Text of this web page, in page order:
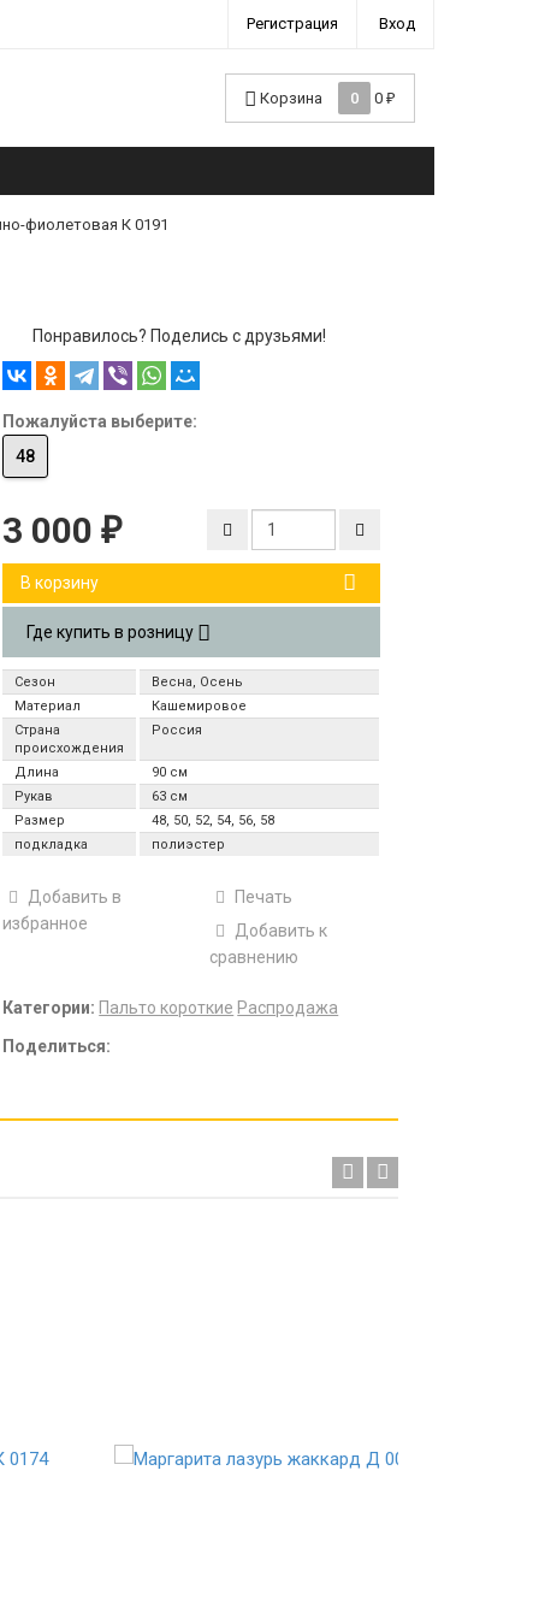
Регистрация Вход
Корзина 0 0 ₽
фиолетовая К 0191
Понравилось? Поделись с друзьями!
Пожалуйста выберите:
48
3 000₽
В корзину
Где купить в розницу
Сезон
Весна, Осень
Материал
Кашемировое
Страна
происхождения
Россия
Длина
90 см
Рукав
63 см
Размер
48, 50, 52, 54, 56, 58
подкладка
полиэстер
Добавить в
избранное
Печать
Добавить к
сравнению
Категории: Пальто короткие Распродажа
Поделиться: